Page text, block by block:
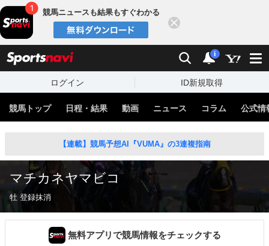
競馬ニュースも結果もすぐわかる
検索 通知
i
ログイン ID新規取得
競馬トップ 日程・結果 動画 ニュース コラム 公式情
【連載】競馬予想AI『VUMA』の3連複指南
マチカネヤマビコ
牡 登録抹消
無料アプリで競馬情報をチェックする